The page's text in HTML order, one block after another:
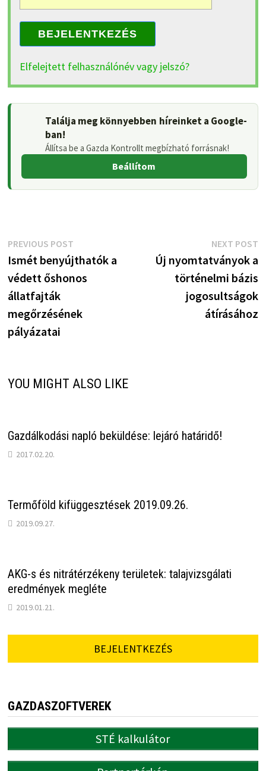
BEJELENTKEZÉS
Elfelejtett felhasználónév vagy jelszó?
Találja meg könnyebben híreinket a Google-
ban!
Állítsa be a Gazda Kontrollt megbízható forrásnak!
Beállítom
Bejegyzés
navigáció
PREVIOUS POSTPrevious
post:
Ismét benyújthatók a
védett őshonos
állatfajták
megőrzésének
pályázatai
NEXT POST
Új nyomtatványok a
történelmi bázis
jogosultságok
átírásához
YOU MIGHT ALSO LIKE
Gazdálkodási napló beküldése: lejáró határidő!
2017.02.20.
Termőföld kifüggesztések 2019.09.26.
2019.09.27.
AKG-s és nitrátérzékeny területek: talajvizsgálati
eredmények megléte
2019.01.21.
BEJELENTKEZÉS
GAZDASZOFTVEREK
STÉ kalkulátor